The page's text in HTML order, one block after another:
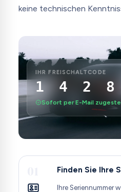
keine technischen
IHR FREISCHALTCODE
1 4 2 8
Sofort per E-Mail
Finden Sie Ihre
Ihre Seriennummer